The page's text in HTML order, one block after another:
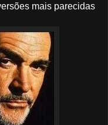
mais parecidas